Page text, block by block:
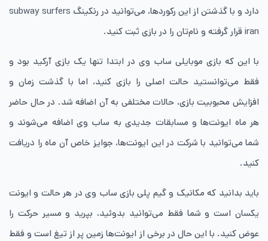
دارد و با گذشتن از این رکوردها، می‌توانید در رنکینگ subway surfers
iran قرار گرفته و نام‌تان را در بازی ثبت کنید.
با این که بازی موبایلی ساب وی در ابتدا تنها یک بازی آرکید بود و
فقط می‌توانستید حالت اصلی را بازی کنید، اما با گذشت زمان و
افزایش محبوبیت بازی، حالات مختلفی به آن اضافه شد. در حال حاضر
هر ماه ایونت‌ها و مسابقات جدیدی به ساب وی اضافه می‌شوند و
شما می‌توانید با شرکت در این ایونت‌ها، جوایز خاص آن ماه را دریافت
کنید.
باید بدانید که مکانیک و گیم پلی بازی ساب وی در هر حالت و ایونت
یکسان است و شما فقط می‌توانید بدوئید، بپرید و مسیر حرکت را
عوض کنید. با این حال در برخی از ایونت‌ها زمین پر از تیغ است و فقط